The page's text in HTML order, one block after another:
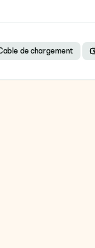
de chargement